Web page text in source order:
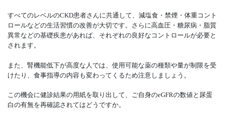
すべてのレベルのCKD患者さんに共通して、減塩食・禁煙・体重コント
ロールなどの生活習慣の改善が大切です。さらに高血圧・糖尿病・脂質
異常などの基礎疾患があれば、それぞれの良好なコントロールが必要と
されます。
また、腎機能低下が高度な人では、使用可能な薬の種類や量が制限を受
けたり、食事指導の内容も変わってくるため注意しましょう。
この機会に健診結果の用紙を取り出して、ご自身のeGFRの数値と尿蛋
白の有無を再確認されてはどうですか。